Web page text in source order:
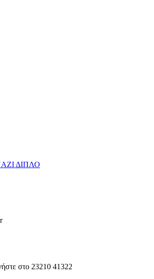
ΔΙΠΛΟ
στο 23210 41322